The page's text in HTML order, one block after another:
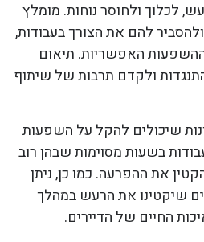
לכלוך ולחוסר נוחות. מומלץ
להם את הצורך בעבודות,
האפשריות. תיאום
ולקדם תרבות של שיתוף
שיכולים להקל על השפעות
בשעות מסוימות שבהן רוב
את ההפרעה. כמו כן, ניתן
שיקטינו את הרעש במהלך
החיים של הדיירים.